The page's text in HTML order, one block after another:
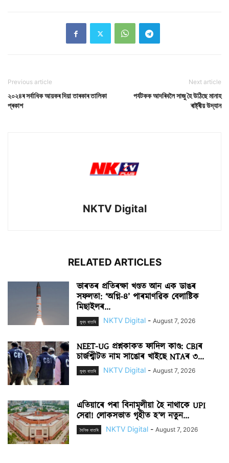
Previous article
২০২৪ৰ সৰ্বাধিক আয়কৰ দিয়া তাৰকাৰ তালিকা
প্ৰকাশ
Next article
পৰ্যটকক আদৰিবলৈ সাজু হৈ উঠিছে মানাহ
ৰাষ্ট্ৰীয় উদ্যান
NKTV Digital
RELATED ARTICLES
ভাৰতৰ প্ৰতিৰক্ষা খণ্ডত আন এক ডাঙৰ
সফলতা: ‘অগ্নি-৪’ পাৰমাণৱিক বেলাষ্টিক
মিছাইলৰ...
মুখ্য বাতৰি NKTV Digital - August 7, 2026
NEET-UG প্ৰশ্নকাকত ফাদিল কাণ্ড: CBIৰ
চাৰ্জশ্বীটত নাম সাঙোৰ খাইছে NTAৰ ৩...
মুখ্য বাতৰি NKTV Digital - August 7, 2026
এতিয়াৰে পৰা বিনামূলীয়া হৈ নাথাকে UPI
সেৱা! লোকসভাত গৃহীত হ’ল নতুন...
দৈনিক বাতৰি NKTV Digital - August 7, 2026